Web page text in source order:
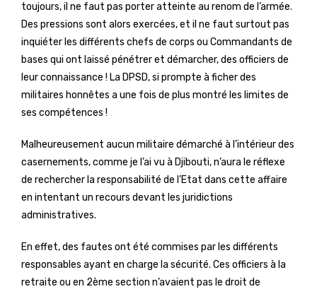
toujours, il ne faut pas porter atteinte au renom de l’armée.
Des pressions sont alors exercées, et il ne faut surtout pas
inquiéter les différents chefs de corps ou Commandants de
bases qui ont laissé pénétrer et démarcher, des officiers de
leur connaissance ! La DPSD, si prompte à ficher des
militaires honnêtes a une fois de plus montré les limites de
ses compétences !
Malheureusement aucun militaire démarché à l’intérieur des
casernements, comme je l’ai vu à Djibouti, n’aura le réflexe
de rechercher la responsabilité de l’Etat dans cette affaire
en intentant un recours devant les juridictions
administratives.
En effet, des fautes ont été commises par les différents
responsables ayant en charge la sécurité. Ces officiers à la
retraite ou en 2ème section n’avaient pas le droit de